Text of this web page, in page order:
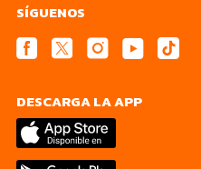
SÍGUENOS
DESCARGA LA APP